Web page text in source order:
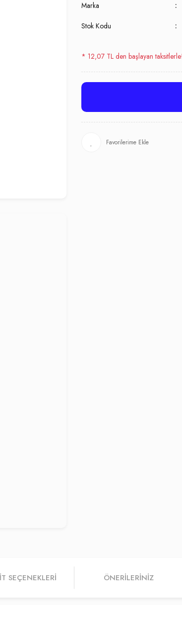
Marka
Stok Kodu
* 12,07 TL den başlayan taksitlerle!
SEÇENEKLERI ÖNERILERINIZ